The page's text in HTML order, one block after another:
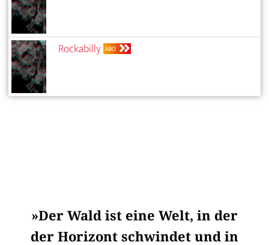
Rockabilly ABO
»Der Wald ist eine Welt, in der
der Horizont schwindet und in